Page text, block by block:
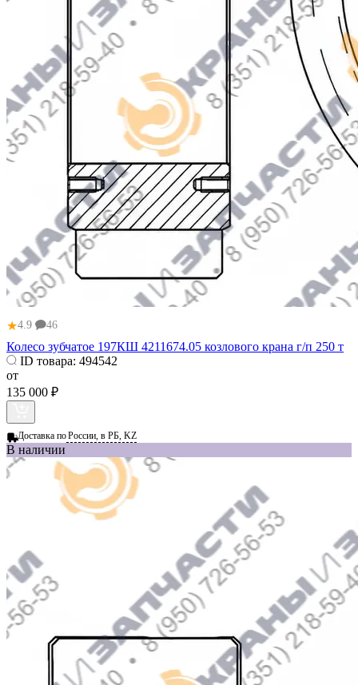
★4.9 46
Колесо зубчатое 197КШ 4211674.05 козлового крана г/п 250 т
ID товара: 494542
от
135 000 ₽
Доставка поРоссии, в РБ, KZ
В наличии